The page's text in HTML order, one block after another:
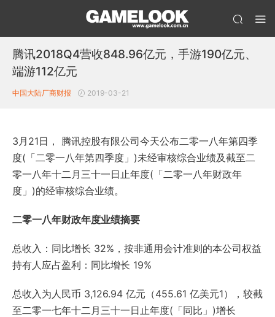
腾讯2018Q4营收848.96亿元，手游190亿元、
端游112亿元
中国大陆厂商财报 2019-03-21
3月21日， 腾讯控股有限公司今天公布二零一八年第四季
度(「二零一八年第四季度」)未经审核综合业绩及截至二
零一八年十二月三十一日止年度(「二零一八年财政年
度」)的经审核综合业绩。
二零一八年财政年度业绩摘要
总收入：同比增长 32%，按非通用会计准则的本公司权益
持有人应占盈利：同比增长 19%
总收入为人民币 3,126.94 亿元（455.61 亿美元1），较截
至二零一七年十二月三十一日止年度(「同比」)增长